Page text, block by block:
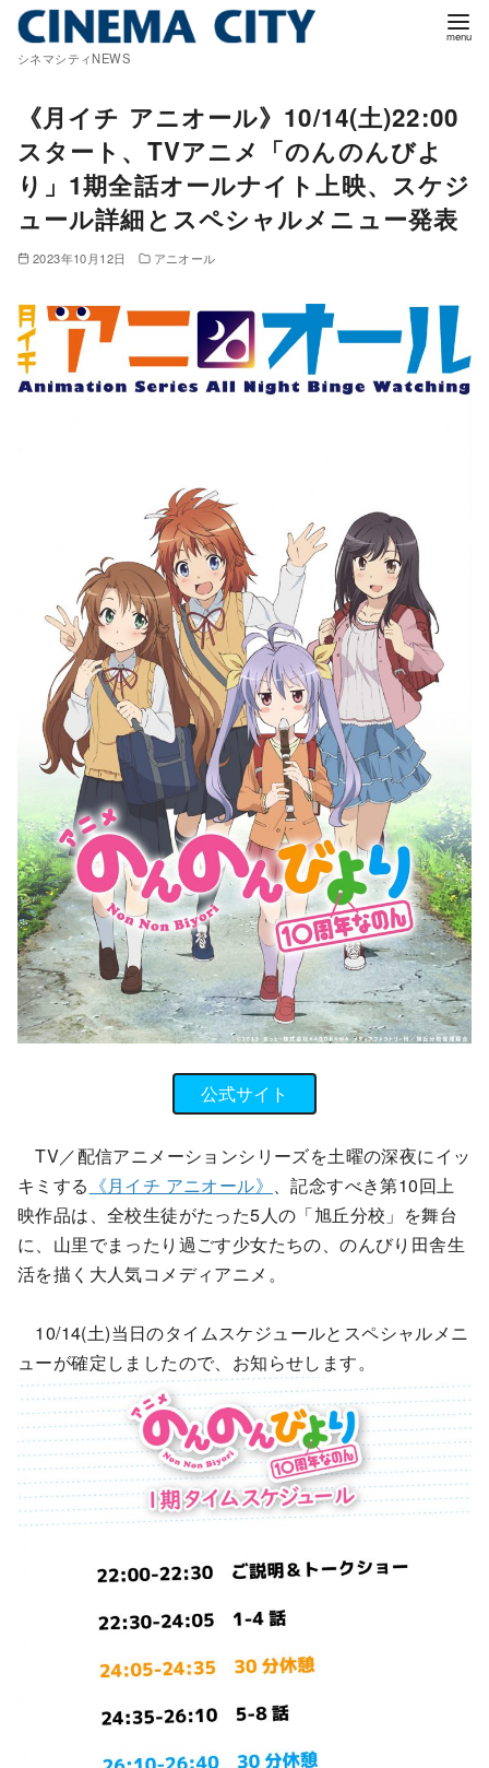
シネマシティNEWS
《月イチ アニオール》10/14(土)22:00
スタート、TVアニメ「のんのんびよ
り」1期全話オールナイト上映、スケジ
ュール詳細とスペシャルメニュー発表
2023年10月12日 アニオール
公式サイト
TV／配信アニメーションシリーズを土曜の深夜にイッ
キミする 《月イチ アニオール》 、記念すべき第10回上
映作品は、全校生徒がたった5人の「旭丘分校」を舞台
に、山里でまったり過ごす少女たちの、のんびり田舎生
活を描く大人気コメディアニメ。
10/14(土)当日のタイムスケジュールとスペシャルメニ
ューが確定しましたので、お知らせします。